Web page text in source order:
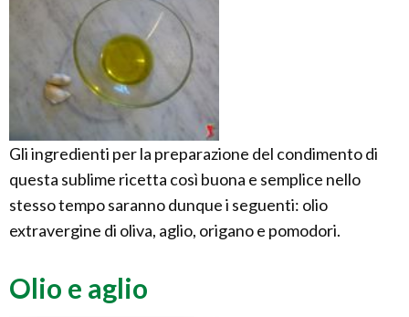
Gli ingredienti per la preparazione del condimento di
questa sublime ricetta così buona e semplice nello
stesso tempo saranno dunque i seguenti: olio
extravergine di oliva, aglio, origano e pomodori.
Olio e aglio